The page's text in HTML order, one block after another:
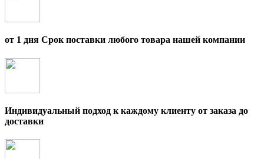
от 1 дня Срок поставки любого товара нашей компании
Индивидуальный подход к каждому клиенту от заказа до
доставки